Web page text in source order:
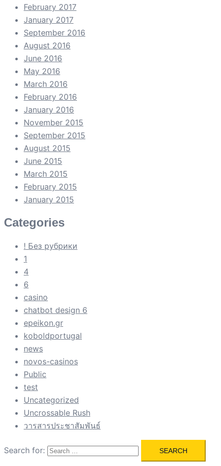
February 2017
January 2017
September 2016
August 2016
June 2016
May 2016
March 2016
February 2016
January 2016
November 2015
September 2015
August 2015
June 2015
March 2015
February 2015
January 2015
Categories
! Без рубрики
1
4
6
casino
chatbot design 6
epeikon.gr
koboldportugal
news
novos-casinos
Public
test
Uncategorized
Uncrossable Rush
วารสารประชาสัมพันธ์
Search for: